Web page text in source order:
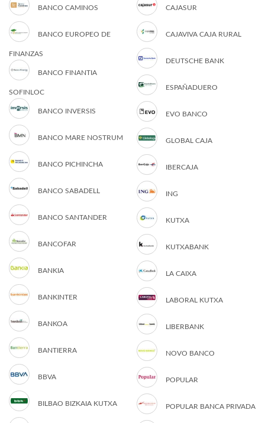
BANCO CAMINOS
BANCO EUROPEO DE
FINANZAS
BANCO FINANTIA
SOFINLOC
BANCO INVERSIS
BANCO MARE NOSTRUM
BANCO PICHINCHA
BANCO SABADELL
BANCO SANTANDER
BANCOFAR
BANKIA
BANKINTER
BANKOA
BANTIERRA
BBVA
BILBAO BIZKAIA KUTXA
CAJASUR
CAJAVIVA CAJA RURAL
DEUTSCHE BANK
ESPAÑADUERO
EVO BANCO
GLOBAL CAJA
IBERCAJA
ING
KUTXA
KUTXABANK
LA CAIXA
LABORAL KUTXA
LIBERBANK
NOVO BANCO
POPULAR
POPULAR BANCA PRIVADA